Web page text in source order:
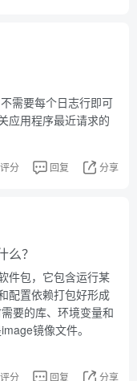
需要每个日志行即可
应用程序最近请求的
评分 回复 分享
？
件包，它包含运行某
配置依赖打包好形成
要的库、环境变量和
镜像文件。
评分 回复 分享